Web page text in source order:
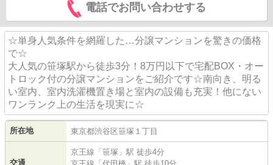
電話でお問い合わせする
☆単身人気条件を網羅した…分譲マンションを驚きの価格
で☆
大人気の笹塚駅から徒歩3分！8万円以下で宅配BOX・オー
トロック付の分譲マンションをご紹介です☆南向き、明る
い室内、室内洗濯機置き場と室内の設備も充実！他にない
ワンランク上の生活を現実に☆
所在地 東京都渋谷区笹塚 １丁目
交通
京王線 「笹塚 」駅 徒歩4分